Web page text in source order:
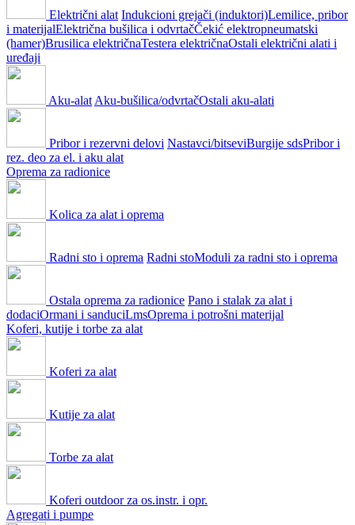
Električni alat Indukcioni grejači (induktori)Lemilice, pribor
i materijalElektrična bušilica i odvrtačČekić elektropneumatski
(hamer)Brusilica električnaTestera električnaOstali električni alati i
uređaji
Aku-alat Aku-bušilica/odvrtačOstali aku-alati
Pribor i rezervni delovi Nastavci/bitseviBurgije sdsPribor i
rez. deo za el. i aku alat
Oprema za radionice
Kolica za alat i oprema
Radni sto i oprema Radni stoModuli za radni sto i oprema
Ostala oprema za radionice Pano i stalak za alat i
dodaciOrmani i sanduciLmsOprema i potrošni materijal
Koferi, kutije i torbe za alat
Koferi za alat
Kutije za alat
Torbe za alat
Koferi outdoor za os.instr. i opr.
Agregati i pumpe